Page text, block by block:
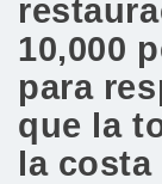
10,000
para
que la
la